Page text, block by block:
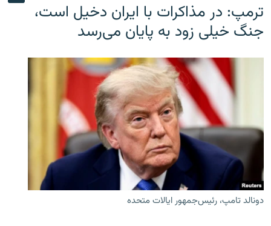
ترمپ: در مذاکرات با ایران دخیل است،
جنگ خیلی زود به پایان می‌رسد
دونالد تامپ، رئیس‌جمهور ایالات متحده